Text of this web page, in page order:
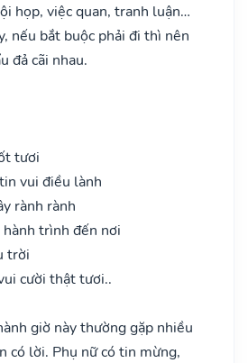
họp, việc quan, tranh luận…
nếu bắt buộc phải đi thì nên
đả cãi nhau.
tươi
vui điều lành
rành rành
trình đến nơi
trời
cười thật tươi..
giờ này thường gặp nhiều
có lời. Phụ nữ có tin mừng,